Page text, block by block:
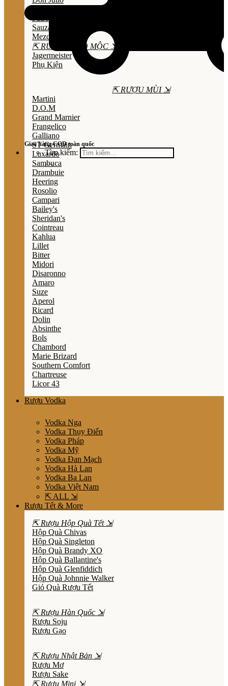
Giao hàng COD toàn quốc
Tìm kiếm:
Sauza
Mezcal
⇱ RƯỢU THẢO MỘC ⇲
Jagermeister
Phụ Kiện
⇱ RƯỢU MÙI ⇲
Martini
D.O.M
Grand Marnier
Frangelico
Galliano
ST Germain
Luxardo
Sambuca
Drambuie
Heering
Rosolio
Campari
Bailey's
Sheridan's
Cointreau
Kahlua
Lillet
Bitter
Midori
Disaronno
Amaro
Suze
Aperol
Ricard
Dolin
Absinthe
Bols
Chambord
Marie Brizard
Southern Comfort
Chartreuse
Licor 43
Rượu Vodka
Vodka Nga
Vodka Thụy Điển
Vodka Pháp
Vodka Mỹ
Vodka Đan Mạch
Vodka Hà Lan
Vodka Ba Lan
Vodka Việt Nam
⇱ ALL ⇲
Rượu Tết & More
⇱ Rượu Hộp Quà Tết ⇲
Hộp Quà Chivas
Hộp Quà Singleton
Hộp Quà Brandy XO
Hộp Quà Ballantine's
Hộp Quà Glenfiddich
Hộp Quà Johnnie Walker
Giỏ Quà Rượu Tết
⇱ Rượu Hàn Quốc ⇲
Rượu Soju
Rượu Gạo
⇱ Rượu Nhật Bản ⇲
Rượu Mơ
Rượu Sake
⇱ Rượu Mini ⇲